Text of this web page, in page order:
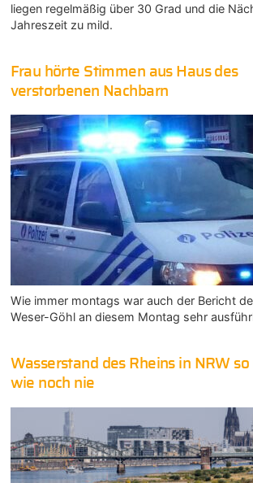
liegen regelmäßig über 30 Grad und die
Jahreszeit zu mild.
Frau hörte Stimmen aus Haus des
verstorbenen Nachbarn
Wie immer montags war auch der Bericht
Weser-Göhl an diesem Montag sehr
Wasserstand des Rheins in NRW
wie noch nie